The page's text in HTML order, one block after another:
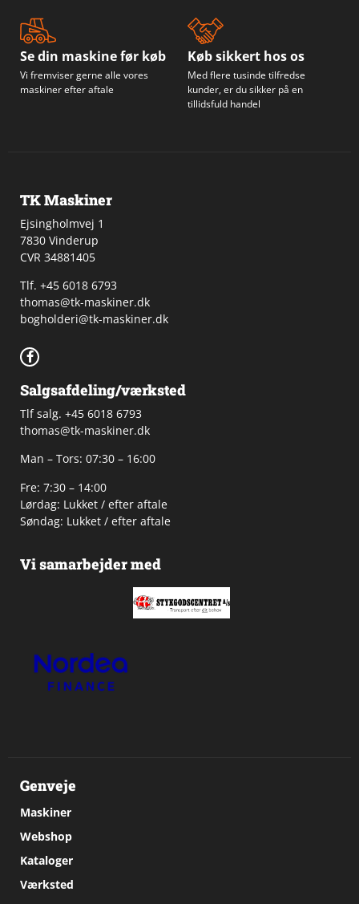
Se din maskine før køb
Vi fremviser gerne alle vores
maskiner efter aftale
Køb sikkert hos os
Med flere tusinde tilfredse
kunder, er du sikker på en
tillidsfuld handel
TK Maskiner
Ejsingholmvej 1
7830 Vinderup
CVR 34881405
​Tlf. +45 6018 6793
thomas@tk-maskiner.dk
bogholderi@tk-maskiner.dk
Salgsafdeling/værksted
Tlf salg. +45 6018 6793
thomas@tk-maskiner.dk
Man – Tors: 07:30 – 16:00
Fre: 7:30 – 14:00
Lørdag: Lukket / efter aftale
Søndag: Lukket / efter aftale
Vi samarbejder med
Genveje
Maskiner
Webshop
Kataloger
Værksted